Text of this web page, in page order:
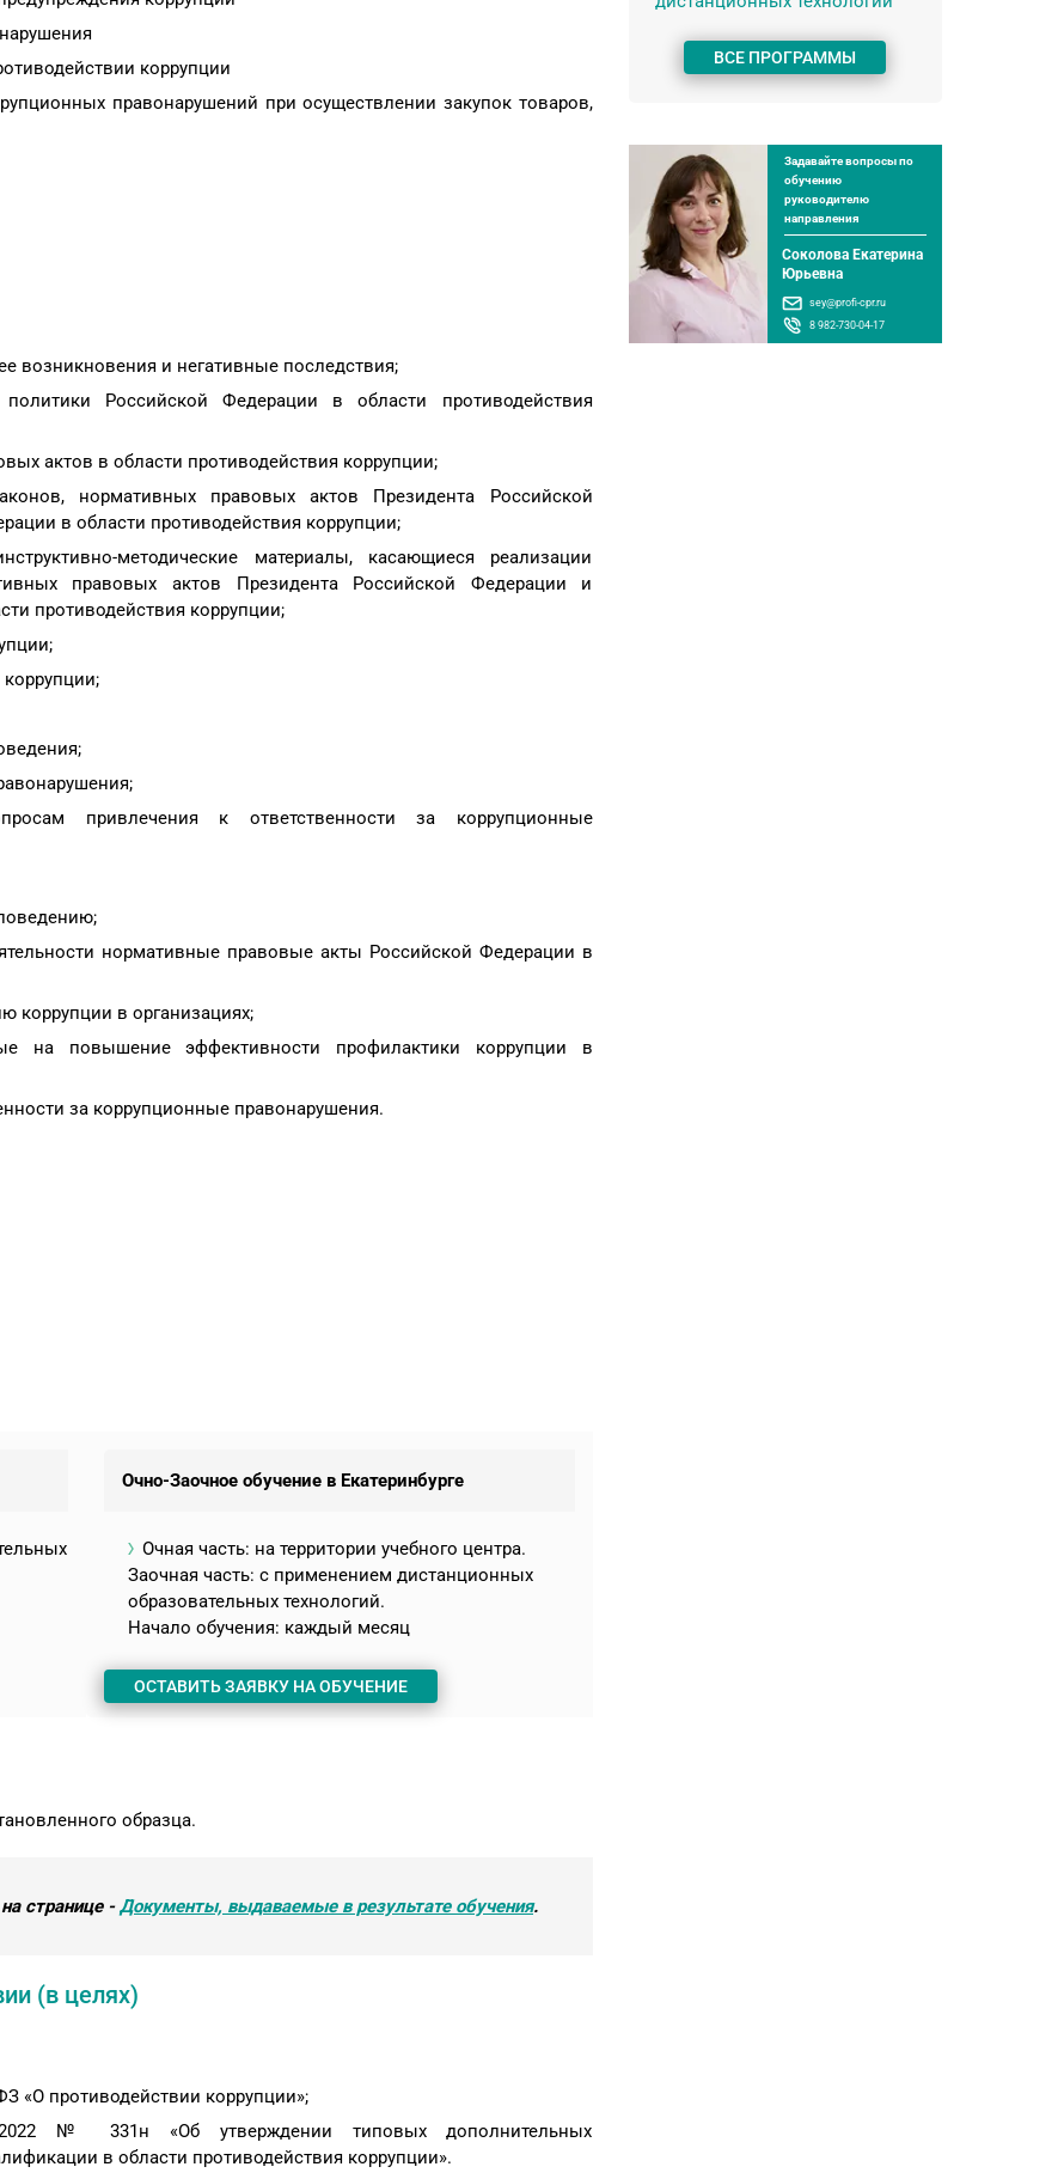
коррупции
правонарушений при осуществлении закупок товаров,
возникновения и негативные последствия;
Российской Федерации в области противодействия
актов в области противодействия коррупции;
нормативных правовых актов Президента Российской
в области противодействия коррупции;
методические материалы, касающиеся реализации
правовых актов Президента Российской Федерации и
противодействия коррупции;
привлечения к ответственности за коррупционные
нормативные правовые акты Российской Федерации в
коррупции в организациях;
на повышение эффективности профилактики коррупции в
за коррупционные правонарушения.
Очно-Заочное обучение в Екатеринбурге
Очная часть: на территории учебного центра.
Заочная часть: с применением дистанционных
образовательных технологий.
Начало обучения: каждый месяц
ОСТАВИТЬ ЗАЯВКУ НА ОБУЧЕНИЕ
образца.
странице -Документы, выдаваемые в результате обучения.
(в целях)
«О противодействии коррупции»;
№ 331н «Об утверждении типовых дополнительных
в области противодействия коррупции».
ВСЕ ПРОГРАММЫ
Задавайте вопросы по
обучению
руководителю
направления
Соколова Екатерина
Юрьевна
sey@profi-cpr.ru
8 982-730-04-17